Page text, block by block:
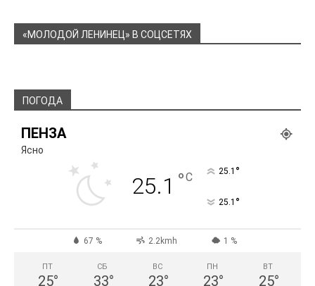
«МОЛОДОЙ ЛЕНИНЕЦ» В СОЦСЕТЯХ
ПОГОДА
ПЕНЗА
Ясно
25.1 °C 25.1 °
25.1 °
67 % 2.2kmh 1 %
ПТ
25°
СБ
33°
ВС
23°
ПН
23°
ВТ
25°